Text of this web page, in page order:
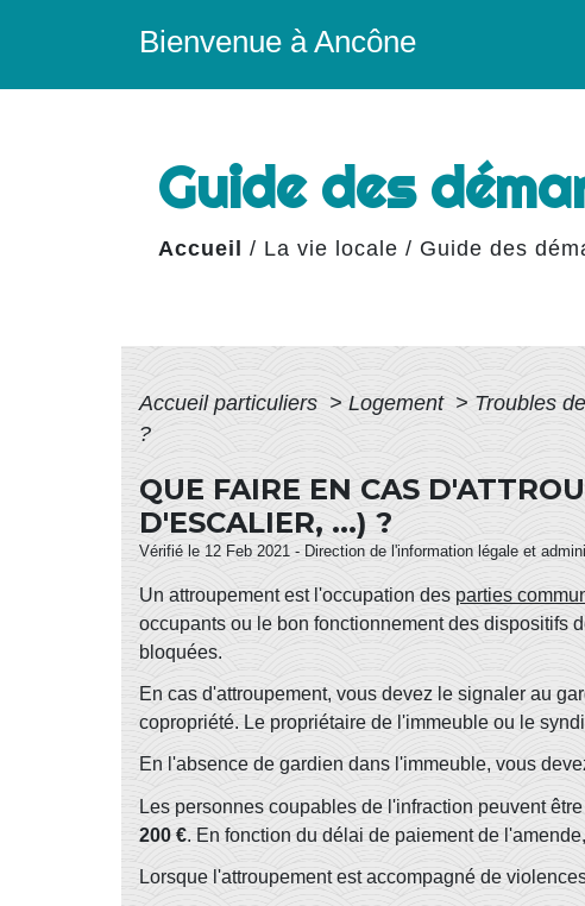
Bienvenue à Ancône
Guide des
Accueil / La vie locale / Guide des
Accueil particuliers > Logement > Troubles
?
QUE FAIRE EN CAS
D'ESCALIER, ...) ?
Vérifié le 12 Feb 2021 - Direction de l'information légale et
Un attroupement est l'occupation des parties
occupants ou le bon fonctionnement des dispositifs
bloquées.
En cas d'attroupement, vous devez le signaler au
copropriété. Le propriétaire de l'immeuble ou le
En l'absence de gardien dans l'immeuble, vous
Les personnes coupables de l'infraction peuvent
200 €. En fonction du délai de paiement de
Lorsque l'attroupement est accompagné de